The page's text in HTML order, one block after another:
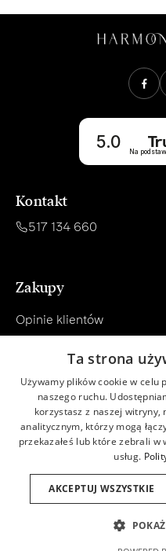
Opinie klientów
5.0
Na
Kontakt
517 134 660
Zakupy
Opinie klientów
Konsultacja
Dostawa
Płatności
Zwroty
Program lojalnościowy
Ta strona
Używamy plików cookie w
naszego ruchu.
korzystasz z naszej
analitycznym, którzy mogą
przekazałeś lub które zebrali
usług.
AKCEPTUJ WSZYSTKIE